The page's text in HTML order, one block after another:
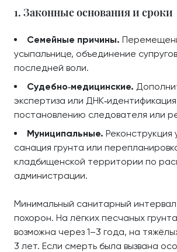
1. Законные основания и сроки
Семейные причины.
усыпальнице, объединение
последней воли.
Судебно‑медицинские.
экспертиза или
постановлению следователя или
Муниципальные. Реконструкция
санация грунта или
кладбищенской территории по
администрации.
Минимальный санитарный
похорон. На лёгких песчаных
возможна через 1–3 года, на
3 лет. Если смерть была вызвана